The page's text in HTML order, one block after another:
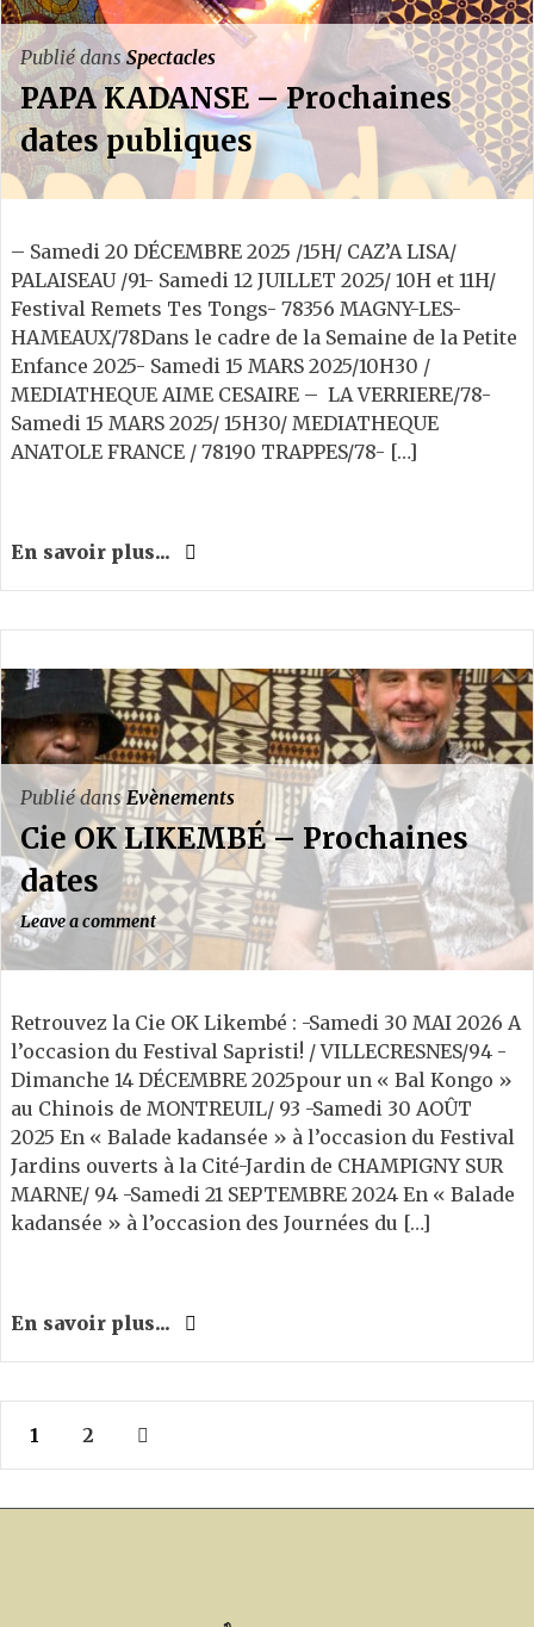
Publié dansSpectacles
PAPA KADANSE – Prochaines
dates publiques
– Samedi 20 DÉCEMBRE 2025 /15H/ CAZ’A LISA/
PALAISEAU /91- Samedi 12 JUILLET 2025/ 10H et 11H/
Festival Remets Tes Tongs- 78356 MAGNY-LES-
HAMEAUX/78Dans le cadre de la Semaine de la Petite
Enfance 2025- Samedi 15 MARS 2025/10H30 /
MEDIATHEQUE AIME CESAIRE – LA VERRIERE/78-
Samedi 15 MARS 2025/ 15H30/ MEDIATHEQUE
ANATOLE FRANCE / 78190 TRAPPES/78- […]
En savoir plus...
Publié dansEvènements
Cie OK LIKEMBÉ – Prochaines
dates
Leave a comment
Retrouvez la Cie OK Likembé : -Samedi 30 MAI 2026 A
l’occasion du Festival Sapristi! / VILLECRESNES/94 -
Dimanche 14 DÉCEMBRE 2025pour un « Bal Kongo »
au Chinois de MONTREUIL/ 93 -Samedi 30 AOÛT
2025 En « Balade kadansée » à l’occasion du Festival
Jardins ouverts à la Cité-Jardin de CHAMPIGNY SUR
MARNE/ 94 -Samedi 21 SEPTEMBRE 2024 En « Balade
kadansée » à l’occasion des Journées du […]
En savoir plus...
1 2